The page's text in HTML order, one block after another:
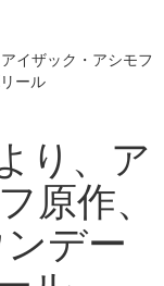
イザック・アシモフ
ール
り、ア
原作、
デー